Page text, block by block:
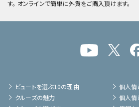
す。 オンラインで簡単に外貨をご購入頂けます。
ビュートを選ぶ10の理由
クルーズの魅力
個人情
個人